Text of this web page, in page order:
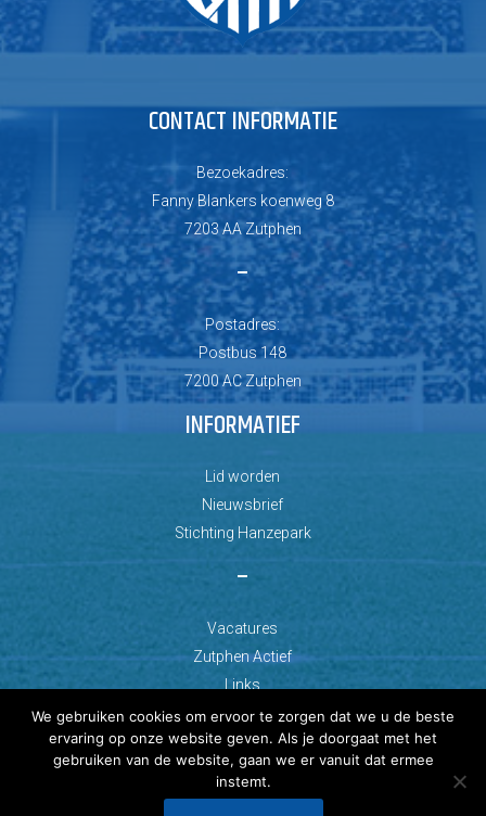
CONTACT INFORMATIE
Bezoekadres:
Fanny Blankers koenweg 8
7203 AA Zutphen
–
Postadres:
Postbus 148
7200 AC Zutphen
INFORMATIEF
Lid worden
Nieuwsbrief
Stichting Hanzepark
–
Vacatures
Zutphen Actief
Links
© Copyright 2026 AZC Zutphen
We gebruiken cookies om ervoor te zorgen dat we u de beste
ervaring op onze website geven. Als je doorgaat met het
gebruiken van de website, gaan we er vanuit dat ermee
instemt.